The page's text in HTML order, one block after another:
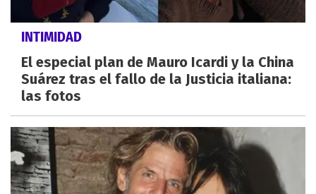
INTIMIDAD
El especial plan de Mauro Icardi y la China
Suárez tras el fallo de la Justicia italiana:
las fotos